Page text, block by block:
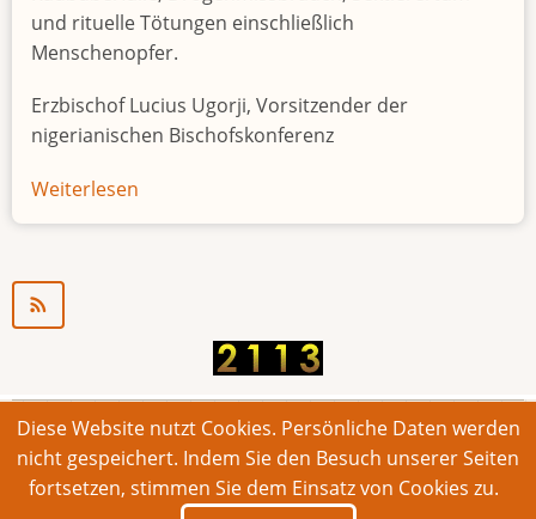
und rituelle Tötungen einschließlich
Menschenopfer.
Erzbischof Lucius Ugorji, Vorsitzender der
nigerianischen Bischofskonferenz
Weiterlesen
Jugendarbeitslosigkeit
© 2026 Bonner Aufruf. Alle Rechte vorbehalten.
Footer
Impressum Kontakt Intern
Diese Website nutzt Cookies. Persönliche Daten werden
nicht gespeichert. Indem Sie den Besuch unserer Seiten
fortsetzen, stimmen Sie dem Einsatz von Cookies zu.